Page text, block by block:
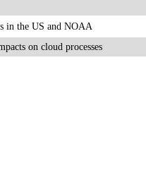
in the US and NOAA
impacts on cloud